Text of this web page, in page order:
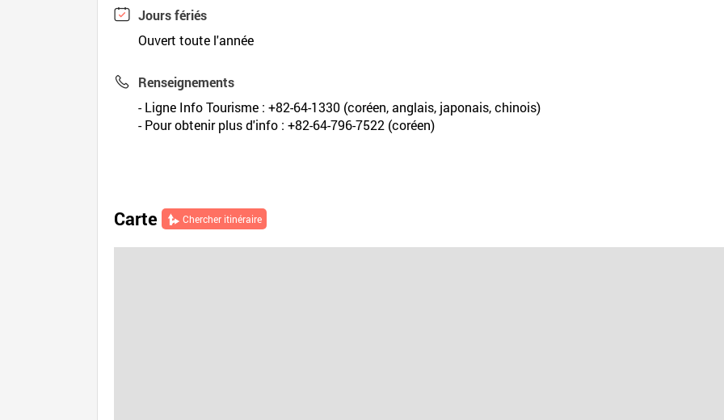
Jours fériés
Ouvert toute l'année
Renseignements
- Ligne Info Tourisme : +82-64-1330 (coréen, anglais, japonais, chinois)
- Pour obtenir plus d'info : +82-64-796-7522 (coréen)
Carte Chercher itinéraire